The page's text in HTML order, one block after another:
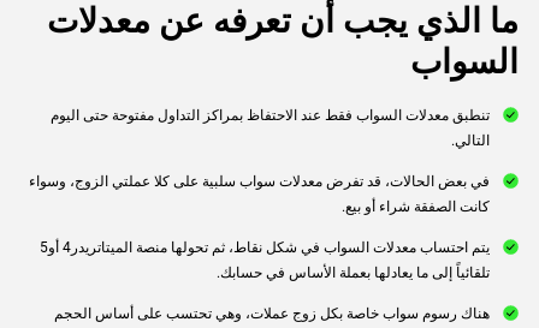
‎ما الذي يجب أن تعرفه عن معدلات
السواب‎
‎تنطبق معدلات ‏السواب فقط عند الاحتفاظ بمراكز التداول مفتوحة ‏حتى اليوم
التالي.‏‎
‎في بعض الحالات، قد تفرض معدلات سواب سلبية ‏على كلا عملتي الزوج، وسواء
كانت الصفقة شراء أو ‏بيع. ‏‎
‎يتم احتساب ‏معدلات السواب في شكل نقاط، ثم تحولها منصة ‏الميتاتريدر4 أو5
تلقائياً إلى ما يعادلها بعملة الأساس ‏في حسابك.‏‎
‎هناك ‏رسوم سواب خاصة بكل زوج عملات، وهي تحتسب ‏على أساس الحجم